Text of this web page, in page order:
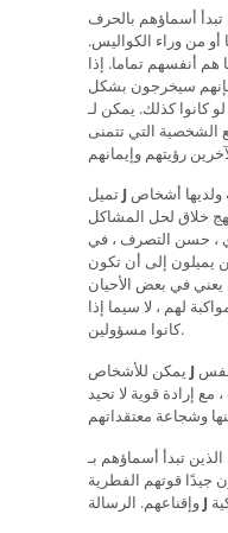
من وراء الكواليس.
أنفسهم تماما. إذا
فإنهم سيخرجون بشكل
الشخصية التي تتمنى
J
خلاق لحل المشاكل
، حسن التصرف ، في
يميلون إلى أن تكون
يعني في بعض الأحيان
لهم ، لا سيما إذا
كانوا مسؤولين.
J
إرادة قوية لا تحيد
جيدًا قوتهم الفطرية
J